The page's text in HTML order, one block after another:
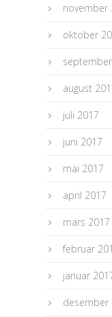
november
oktober
august
juli 2017
juni 2017
mai 2017
april 2017
mars 2017
februar
januar
desember